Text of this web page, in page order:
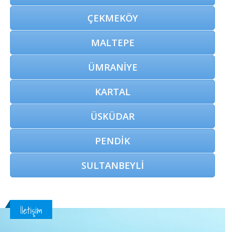
ÇEKMEKÖY
MALTEPE
ÜMRANİYE
KARTAL
ÜSKÜDAR
PENDİK
SULTANBEYLİ
İletişim